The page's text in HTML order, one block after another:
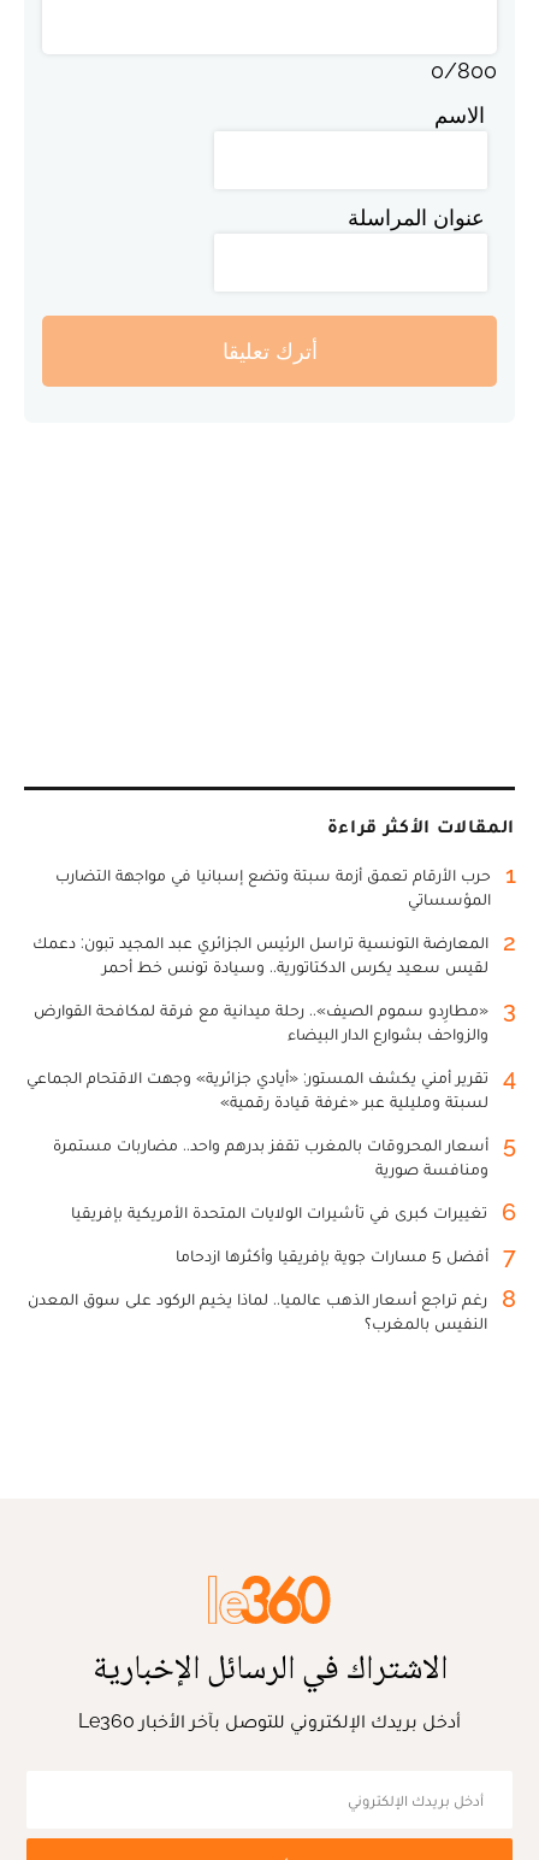
0/800
الاسم
عنوان المراسلة
أترك تعليقا
المقالات الأكثر قراءة
1
حرب الأرقام تعمق أزمة سبتة وتضع إسبانيا في مواجهة التضارب
المؤسساتي
2
المعارضة التونسية تراسل الرئيس الجزائري عبد المجيد تبون: دعمك
لقيس سعيد يكرس الدكتاتورية.. وسيادة تونس خط أحمر
3
«مطارِدو سموم الصيف».. رحلة ميدانية مع فرقة لمكافحة القوارض
والزواحف بشوارع الدار البيضاء
4
تقرير أمني يكشف المستور: «أيادي جزائرية» وجهت الاقتحام الجماعي
لسبتة ومليلية عبر «غرفة قيادة رقمية»
5
أسعار المحروقات بالمغرب تقفز بدرهم واحد.. مضاربات مستمرة
ومنافسة صورية
6 تغييرات كبرى في تأشيرات الولايات المتحدة الأمريكية بإفريقيا
7 أفضل 5 مسارات جوية بإفريقيا وأكثرها ازدحاما
8
رغم تراجع أسعار الذهب عالميا.. لماذا يخيم الركود على سوق المعدن
النفيس بالمغرب؟
الاشتراك في الرسائل الإخبارية
أدخل بريدك الإلكتروني للتوصل بآخر الأخبار Le360